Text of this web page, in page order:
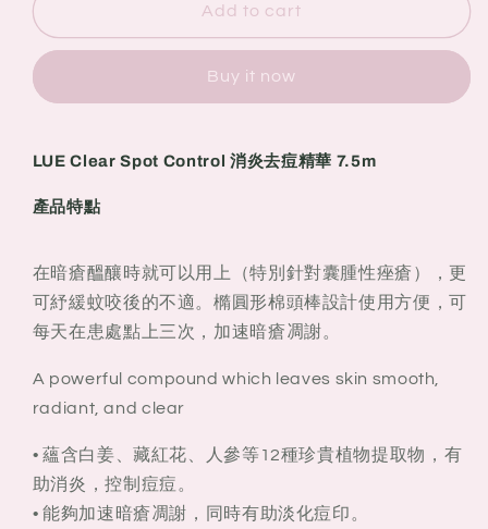
Clear
消
去
痘
精
7.5m
Clear
Control
消
去
7.5m
Add to cart
Buy it now
LUE Clear Spot Control 消炎去痘精華 7.5m
產品特點
在暗瘡醞釀時就可以用上（特別針對囊腫性痤瘡），更
可紓緩蚊咬後的不適。橢圓形棉頭棒設計使用方便，可
每天在患處點上三次，加速暗瘡凋謝。
A powerful compound which leaves skin smooth,
radiant, and clear
• 蘊含白姜、藏紅花、人參等12種珍貴植物提取物，有
助消炎，控制痘痘。
• 能夠加速暗瘡凋謝，同時有助淡化痘印。